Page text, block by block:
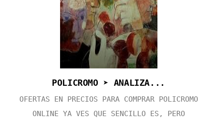
POLICROMO ➤ ANALIZA...
OFERTAS EN PRECIOS PARA COMPRAR POLICROMO
ONLINE YA VES QUE SENCILLO ES, PERO